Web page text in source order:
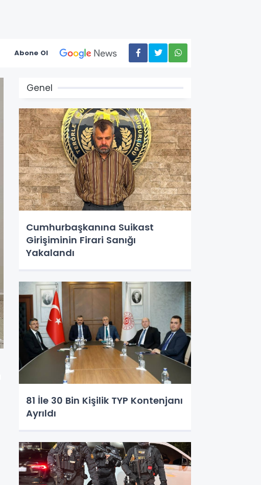
Abone Ol
Genel
Cumhurbaşkanına Suikast
Girişiminin Firari Sanığı
Yakalandı
81 İle 30 Bin Kişilik TYP Kontenjanı
Ayrıldı